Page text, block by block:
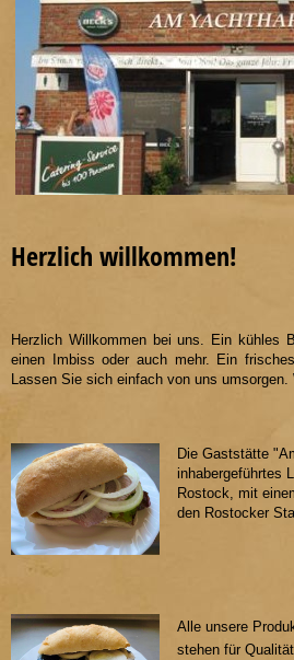
Herzlich willkommen!
Herzlich Willkommen bei uns. Ein kühles
einen Imbiss oder auch mehr. Ein
Lassen Sie sich einfach von uns umsorgen.
Die Gaststätte
inhabergeführtes
Rostock, mit
den Rostocker
Alle unsere
stehen für